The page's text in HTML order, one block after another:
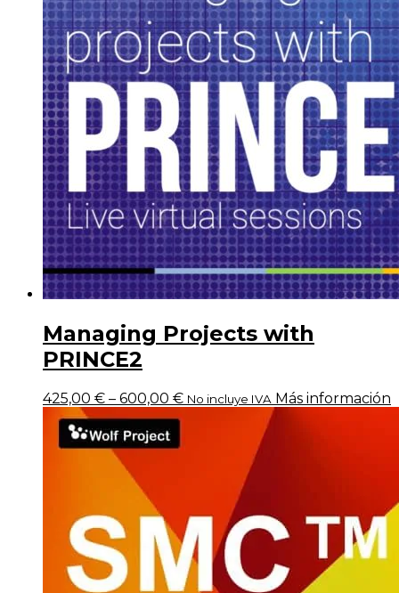
Managing Projects with
PRINCE2
425,00 € – 600,00 € No incluye IVA Más información